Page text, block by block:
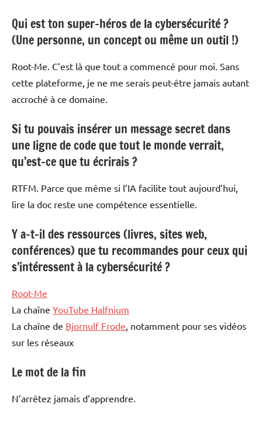
Qui est ton super-héros de la cybersécurité ?
(Une personne, un concept ou même un outil !)
Root-Me. C’est là que tout a commencé pour moi. Sans
cette plateforme, je ne me serais peut-être jamais autant
accroché à ce domaine.
Si tu pouvais insérer un message secret dans
une ligne de code que tout le monde verrait,
qu’est-ce que tu écrirais ?
RTFM. Parce que même si l’IA facilite tout aujourd’hui,
lire la doc reste une compétence essentielle.
Y a-t-il des ressources (livres, sites web,
conférences) que tu recommandes pour ceux qui
s’intéressent à la cybersécurité ?
Root-Me
La chaîne YouTube Halfnium
La chaîne de Bjornulf Frode , notamment pour ses vidéos
sur les réseaux
Le mot de la fin
N’arrêtez jamais d’apprendre.